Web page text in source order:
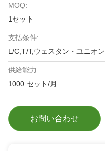
MOQ:
1セット
支払条件:
L/C,T/T,ウェスタン・ユニオン
供給能力:
1000 セット/月
お問い合わせ